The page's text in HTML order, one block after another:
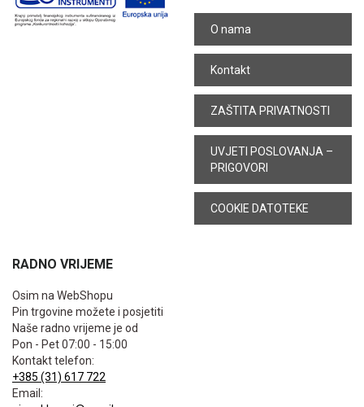
O nama
Kontakt
ZAŠTITA PRIVATNOSTI
UVJETI POSLOVANJA –
PRIGOVORI
COOKIE DATOTEKE
RADNO VRIJEME
Osim na WebShopu
Pin trgovine možete i posjetiti
Naše radno vrijeme je od
Pon - Pet 07:00 - 15:00
Kontakt telefon:
+385 (31) 617 722
Email: